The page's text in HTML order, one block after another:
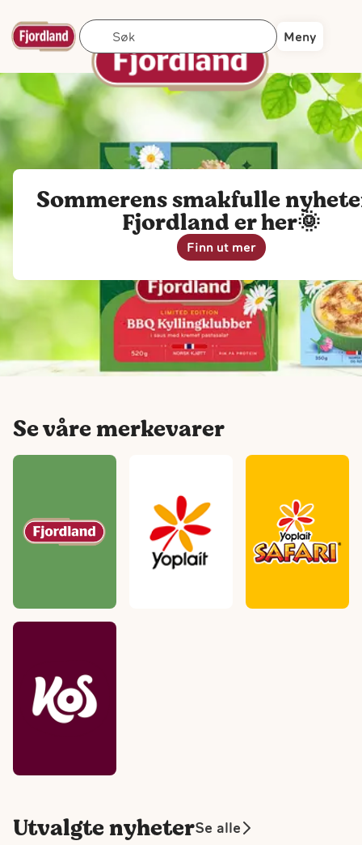
Søk
Meny
Sommerens smakfulle
Fjordland er her🌞
Finn ut mer
Se våre merkevarer
Utvalgte nyheterSe alle